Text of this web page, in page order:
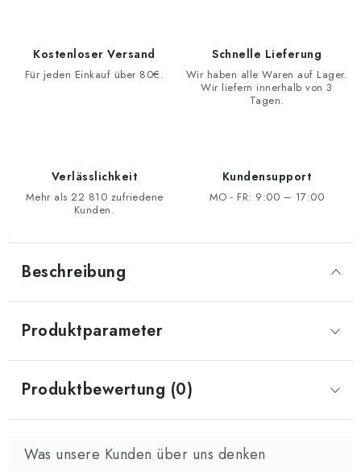
Kostenloser Versand
Für jeden Einkauf über 80€.
Schnelle Lieferung
Wir haben alle Waren auf Lager.
Wir liefern innerhalb von 3
Tagen.
Verlässlichkeit
Mehr als 22 810 zufriedene
Kunden.
Kundensupport
MO - FR: 9:00 – 17:00
Beschreibung
Produktparameter
Produktbewertung (0)